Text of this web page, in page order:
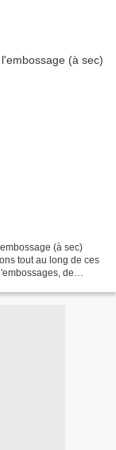
(à sec)
tout au long de ces
de